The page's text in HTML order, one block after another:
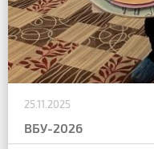
25.11.2025
ВБУ-2026